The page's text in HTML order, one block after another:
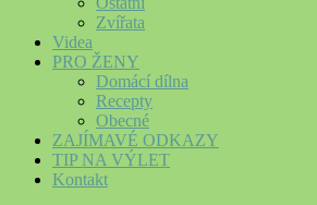
Zvířata
Videa
PRO ŽENY
Domácí dílna
Recepty
Obecné
ZAJÍMAVÉ ODKAZY
TIP NA VÝLET
Kontakt